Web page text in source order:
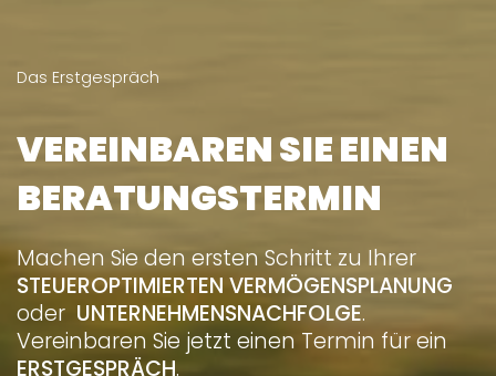
Das Erstgespräch
VEREINBAREN SIE EINEN
BERATUNGSTERMIN
Machen Sie den ersten Schritt zu Ihrer
STEUEROPTIMIERTEN VERMÖGENSPLANUNG
oder UNTERNEHMENSNACHFOLGE.
Vereinbaren Sie jetzt einen Termin für ein
ERSTGESPRÄCH.